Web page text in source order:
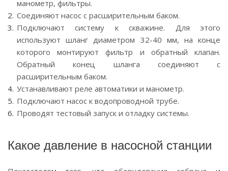
манометр, фильтры.
Соединяют насос с расширительным баком.
Подключают систему к скважине. Для этого
используют шланг диаметром 32-40 мм, на конце
которого монтируют фильтр и обратный клапан.
Обратный конец шланга соединяют с
расширительным баком.
Устанавливают реле автоматики и манометр.
Подключают насос к водопроводной трубе.
Проводят тестовый запуск и отладку системы.
Какое давление в насосной станции